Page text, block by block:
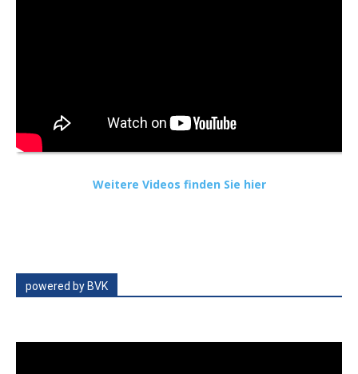
Weitere Videos finden Sie hier
powered by BVK